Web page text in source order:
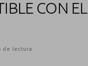
CON EL
de lectura